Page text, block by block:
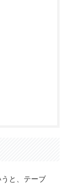
と、テーブ